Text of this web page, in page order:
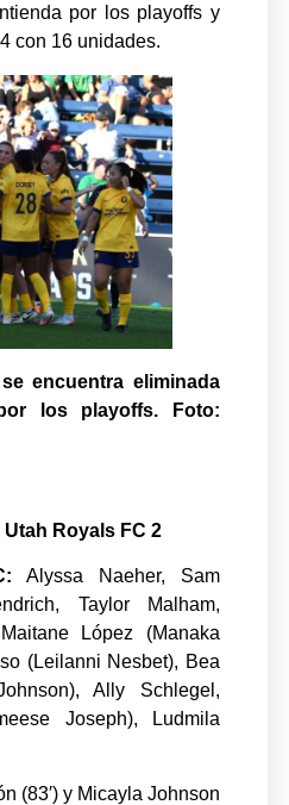
por los playoffs y
con 16 unidades.
se encuentra eliminada
los playoffs. Foto:
Utah Royals FC 2
Alyssa Naeher, Sam
Taylor Malham,
López (Manaka
(Leilanni Nesbet), Bea
Ally Schlegel,
Joseph), Ludmila
(83′) y Micayla Johnson